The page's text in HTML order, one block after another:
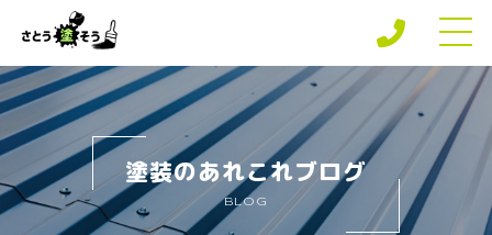
ホーム
専門店の強み
さとう塗そうの安心保障
施工メニュー
塗装のあれこれブログ
BLOG